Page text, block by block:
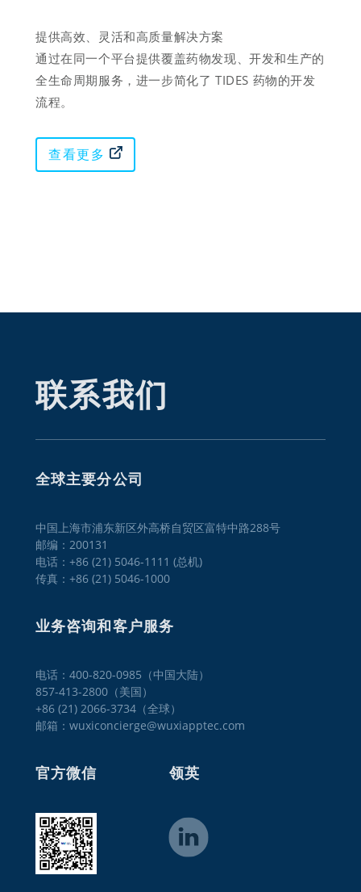
提供高效、灵活和高质量解决方案
通过在同一个平台提供覆盖药物发现、开发和生产的
全生命周期服务，进一步简化了 TIDES 药物的开发
流程。
查看更多
联系我们
全球主要分公司
中国上海市浦东新区外高桥自贸区富特中路288号
邮编：200131
电话：+86 (21) 5046-1111 (总机)
传真：+86 (21) 5046-1000
业务咨询和客户服务
电话：400-820-0985（中国大陆）
857-413-2800（美国）
+86 (21) 2066-3734（全球）
邮箱：wuxiconcierge@wuxiapptec.com
官方微信 领英